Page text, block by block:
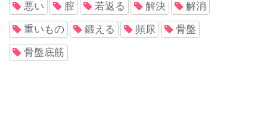
悪い 膣 若返る 解決 解消
重いもの 鍛える 頻尿 骨盤
骨盤底筋